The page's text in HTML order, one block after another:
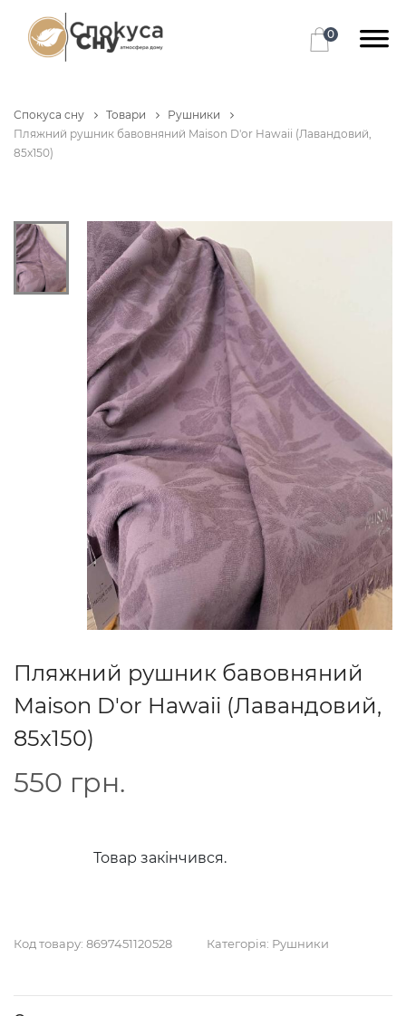
0
Спокуса сну Товари
Рушники
Пляжний рушник бавовняний Maison D'or Hawaii (Лавандовий,
85х150)
Пляжний рушник бавовняний
Maison D'or Hawaii (Лавандовий,
85х150)
550 грн.
Товар закінчився.
Код товару: 8697451120528 Категорія: Рушники